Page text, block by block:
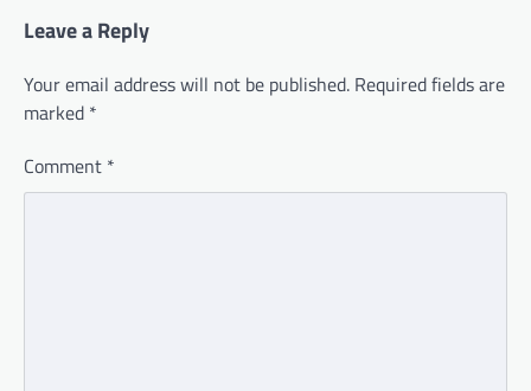
Leave a Reply
Your email address will not be published. Required fields are
marked *
Comment *